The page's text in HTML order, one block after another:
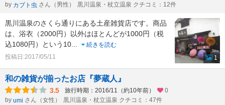
by カブト虫 さん（男性） 黒川温泉・杖立温泉 クチコミ：12件
黒川温泉のさくら通りにある土産雑貨店です。商品
は、浴衣（2000円）以外はほとんどが1000円（税
込1080円）という10...
続きを読む
投稿日:2017/05/11
1
和の雑貨が揃ったお店『夢蔵人』
3.5 旅行時期：2016/11（約10年前）
0
by umi さん（女性） 黒川温泉・杖立温泉 クチコミ：47件